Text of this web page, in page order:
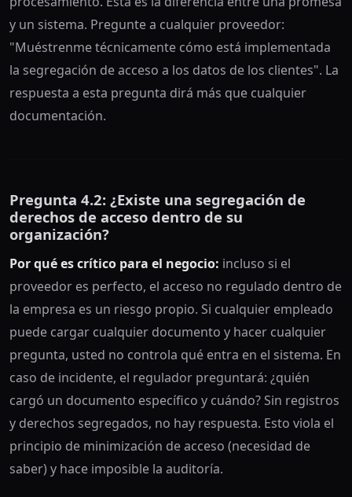
y un sistema. Pregunte a cualquier proveedor:
"Muéstrenme técnicamente cómo está implementada
la segregación de acceso a los datos de los clientes". La
respuesta a esta pregunta dirá más que cualquier
documentación.
Pregunta 4.2: ¿Existe una segregación de
derechos de acceso dentro de su
organización?
Por qué es crítico para el negocio: incluso si el
proveedor es perfecto, el acceso no regulado dentro de
la empresa es un riesgo propio. Si cualquier empleado
puede cargar cualquier documento y hacer cualquier
pregunta, usted no controla qué entra en el sistema. En
caso de incidente, el regulador preguntará: ¿quién
cargó un documento específico y cuándo? Sin registros
y derechos segregados, no hay respuesta. Esto viola el
principio de minimización de acceso (necesidad de
saber) y hace imposible la auditoría.